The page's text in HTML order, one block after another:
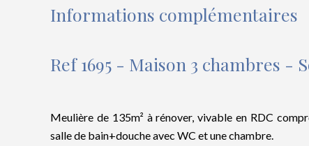
Informations complémentaires
Ref 1695 - Maison 3 chambres -
Meulière de 135m² à rénover, vivable en RDC
salle de bain+douche avec WC et une chambre.